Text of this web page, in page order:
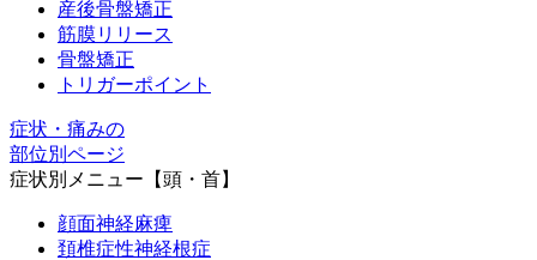
産後骨盤矯正
筋膜リリース
骨盤矯正
トリガーポイント
症状・痛みの
部位別ページ
症状別メニュー【頭・首】
顔面神経麻痺
頚椎症性神経根症